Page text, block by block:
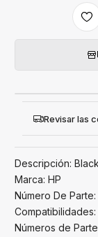
Revisar las
Descripción:
Marca: HP
Número De
Compatibilidades:
Números de